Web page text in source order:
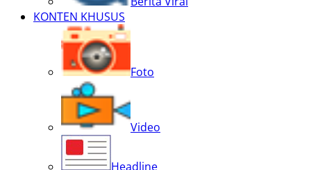
KONTEN KHUSUS
Foto
Video
Headline